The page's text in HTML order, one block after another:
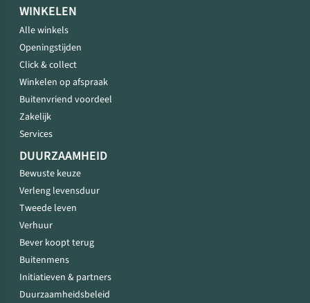
WINKELEN
Alle winkels
Openingstijden
Click & collect
Winkelen op afspraak
Buitenvriend voordeel
Zakelijk
Services
DUURZAAMHEID
Bewuste keuze
Verleng levensduur
Tweede leven
Verhuur
Bever koopt terug
Buitenmens
Initiatieven & partners
Duurzaamheidsbeleid